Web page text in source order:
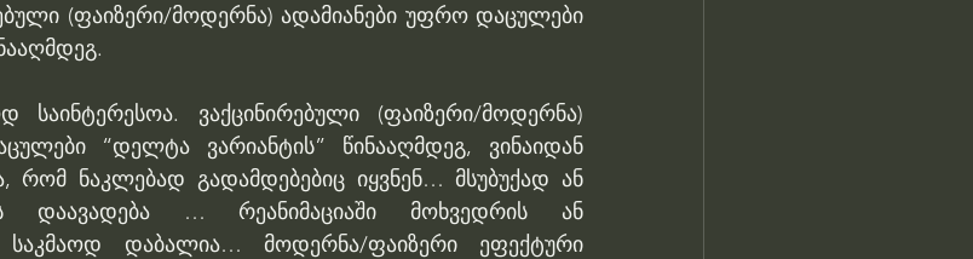
(ფაიზერი/მოდერნა) ადამიანები უფრო დაცულები
საინტერესოა. ვაქცინირებული (ფაიზერი/მოდერნა)
“დელტა ვარიანტის” წინააღმდეგ, ვინაიდან
რომ ნაკლებად გადამდებებიც იყვნენ… მსუბუქად ან
დაავადება … რეანიმაციაში მოხვედრის ან
დაბალია… მოდერნა/ფაიზერი ეფექტური